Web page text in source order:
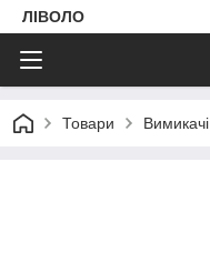
ЛІВОЛО
Товари Вимикачі